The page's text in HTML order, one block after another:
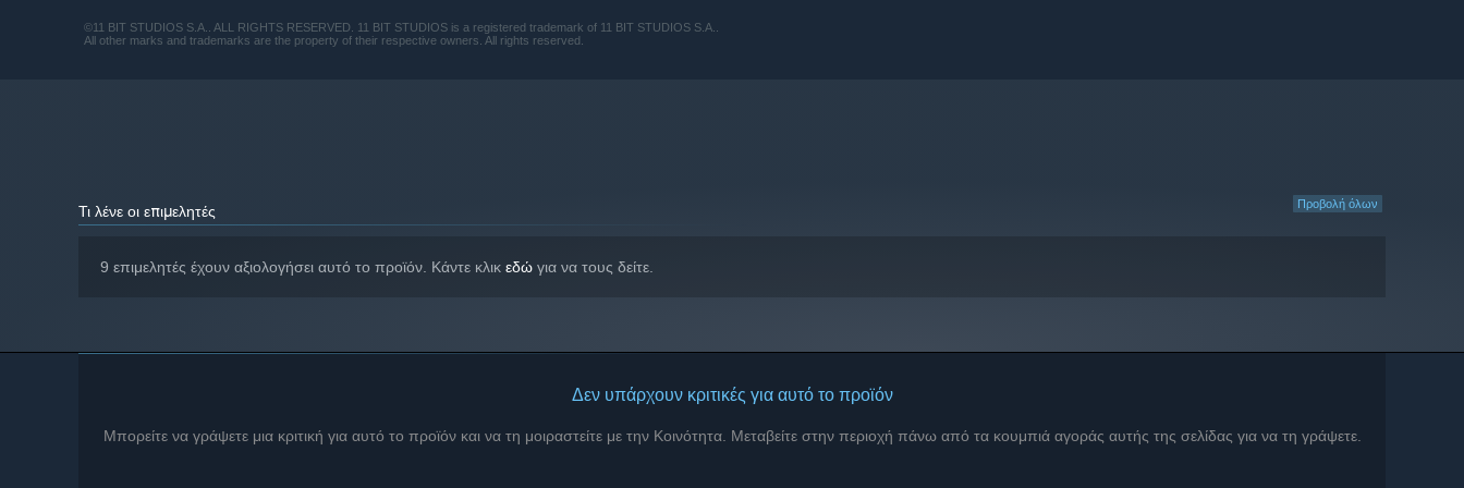
©11 BIT STUDIOS S.A.. ALL RIGHTS RESERVED. 11 BIT STUDIOS is a registered trademark of 11 BIT STUDIOS S.A..
All other marks and trademarks are the property of their respective owners. All rights reserved.
Προβολή όλων
Τι λένε οι επιμελητές
9 επιμελητές έχουν αξιολογήσει αυτό το προϊόν. Κάντε κλικ εδώ για να τους δείτε.
Δεν υπάρχουν κριτικές για αυτό το προϊόν
Μπορείτε να γράψετε μια κριτική για αυτό το προϊόν και να τη μοιραστείτε με την Κοινότητα. Μεταβείτε στην περιοχή πάνω από τα κουμπιά αγοράς αυτής της σελίδας για να τη γράψετε.